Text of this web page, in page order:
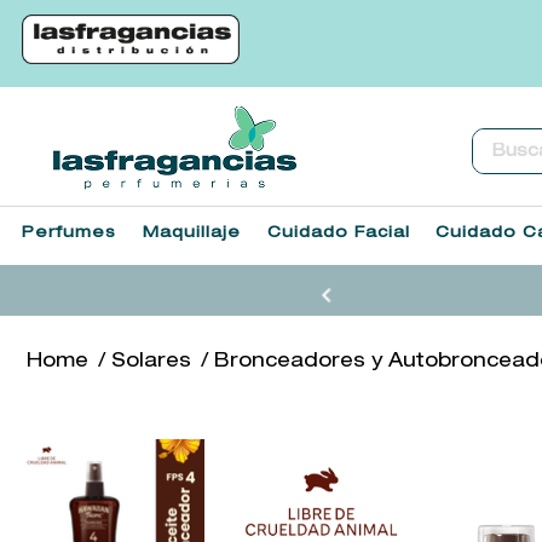
Perfumes Maquillaje Cuidado Facial Cuidado
Solares Bronceadores y